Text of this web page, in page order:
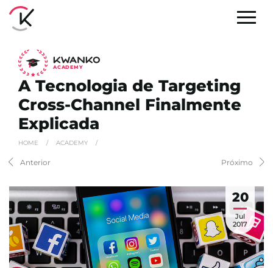
ACADEMY
A Tecnologia de Targeting
Cross-Channel Finalmente
Explicada
HOME / ACADEMY /
Anterior Próximo
20
Jul
2017